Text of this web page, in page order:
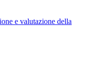
e valutazione della